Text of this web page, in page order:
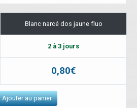
Blanc narcé dos jaune fluo
2 à 3 jours
0,80€
Ajouter au panier